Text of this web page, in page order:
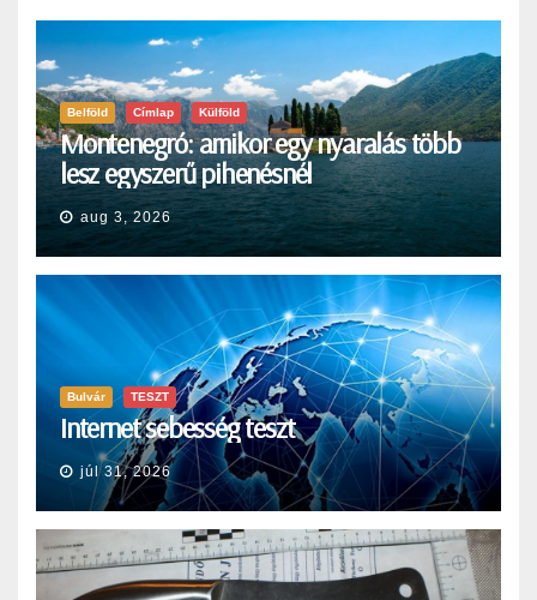
Belföld Címlap Külföld
Montenegró: amikor egy nyaralás több
lesz egyszerű pihenésnél
aug 3, 2026
Bulvár TESZT
Internet sebesség teszt
júl 31, 2026